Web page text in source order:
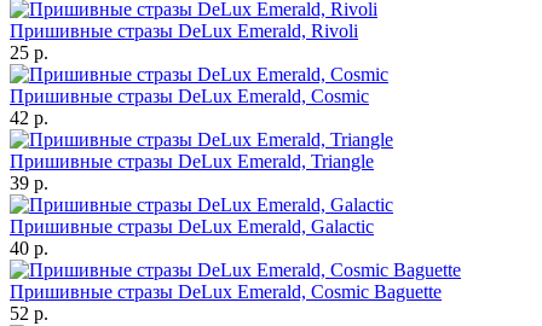
Пришивные стразы DeLux Emerald, Rivoli
25 р.
Пришивные стразы DeLux Emerald, Cosmic
42 р.
Пришивные стразы DeLux Emerald, Triangle
39 р.
Пришивные стразы DeLux Emerald, Galactic
40 р.
Пришивные стразы DeLux Emerald, Cosmic Baguette
52 р.